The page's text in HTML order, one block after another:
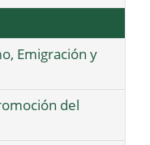
Emigración y
del